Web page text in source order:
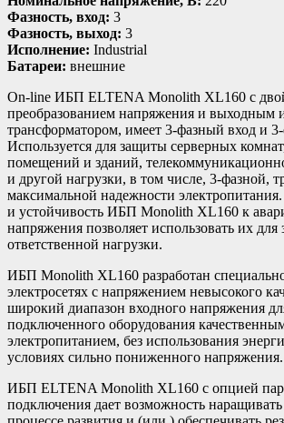
Фазность, вход: 3
Фазность, выход: 3
Исполнение: Industrial
Батареи: внешние
On-line ИБП ELTENA Monolith XL160 с
преобразованием напряжения и
трансформатором, имеет 3-фазный вход и
Используется для защиты серверных
помещений и зданий,
и другой нагрузки, в том числе, 3-фазной,
максимальной надежности
и устойчивость ИБП Monolith XL160 к
напряжения позволяет использовать их
ответственной нагрузки.
ИБП Monolith XL160 разработан
электросетях с напряжением невысокого
широкий диапазон входного напряжения
подключенного оборудования
электропитанием, без использования
условиях сильно пониженного напряжения.
ИБП ELTENA Monolith XL160 с опцией
подключения дает возможность